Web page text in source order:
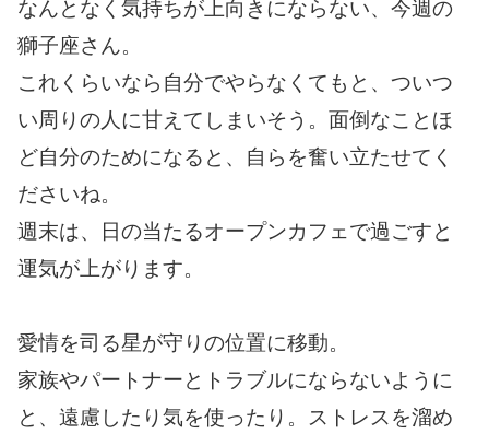
なんとなく気持ちが上向きにならない、今週の
獅子座さん。
これくらいなら自分でやらなくてもと、ついつ
い周りの人に甘えてしまいそう。面倒なことほ
ど自分のためになると、自らを奮い立たせてく
ださいね。
週末は、日の当たるオープンカフェで過ごすと
運気が上がります。
愛情を司る星が守りの位置に移動。
家族やパートナーとトラブルにならないように
と、遠慮したり気を使ったり。ストレスを溜め